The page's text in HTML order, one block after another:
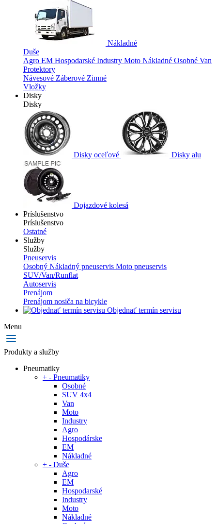
Nákladné
Duše
Agro EM Hospodarské Industry Moto Nákladné Osobné Van
Protektory
Návesové Záberové Zimné
Vložky
Disky
Disky
Disky oceľové Disky alu
Dojazdové kolesá
Príslušenstvo
Príslušenstvo
Ostatné
Služby
Služby
Pneuservis
Osobný Nákladný pneuservis Moto pneuservis
SUV/Van/Runflat
Autoservis
Prenájom
Prenájom nosiča na bicykle
Objednať termín servisu
Menu
Produkty a služby
Pneumatiky
+ - Pneumatiky
Osobné
SUV 4x4
Van
Moto
Industry
Agro
Hospodárske
EM
Nákladné
+ - Duše
Agro
EM
Hospodarské
Industry
Moto
Nákladné